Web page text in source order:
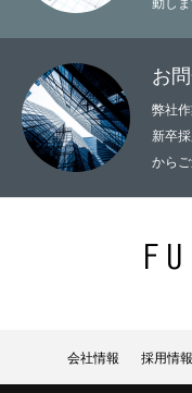
お
弊社
新卒
から
会社情報 採用情報